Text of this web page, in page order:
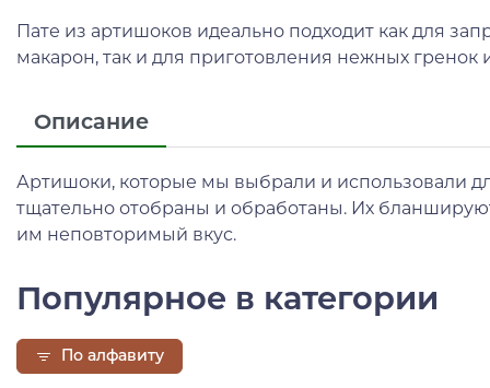
Пате из артишоков идеально подходит как для
макарон, так и для приготовления нежных
Описание
Артишоки, которые мы выбрали и использовали
тщательно отобраны и обработаны. Их
им неповторимый вкус.
Популярное в категории
По алфавиту